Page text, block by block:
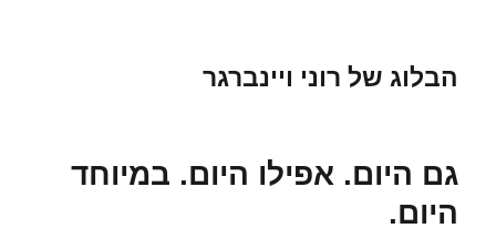
הבלוג של רוני ויינברגר
גם היום. אפילו היום. במיוחד
היום.